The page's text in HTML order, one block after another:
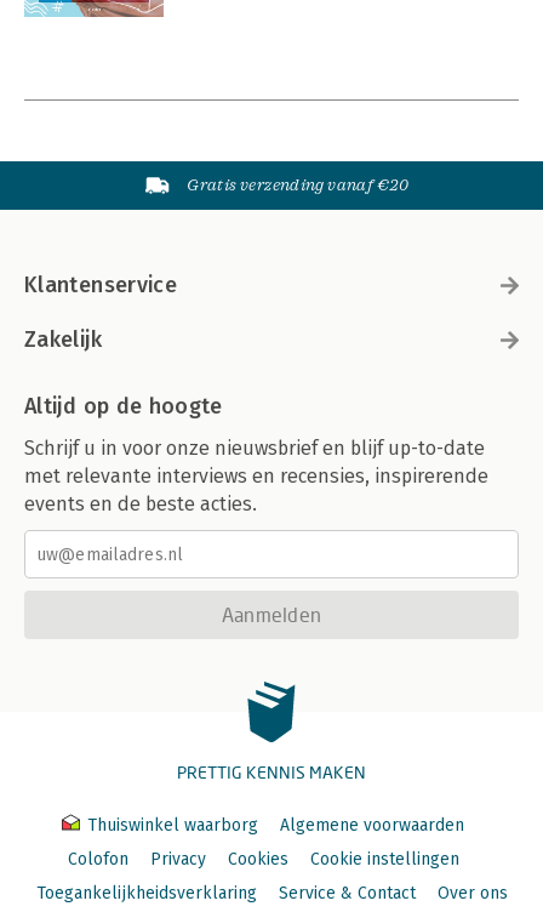
Gratis verzending vanaf €20
Klantenservice
Zakelijk
Altijd op de hoogte
Schrijf u in voor onze nieuwsbrief en blijf up-to-date
met relevante interviews en recensies, inspirerende
events en de beste acties.
Aanmelden
PRETTIG KENNIS MAKEN
Thuiswinkel waarborg
Algemene voorwaarden
Colofon
Privacy Cookies
Cookie instellingen
Toegankelijkheidsverklaring
Service & Contact Over ons